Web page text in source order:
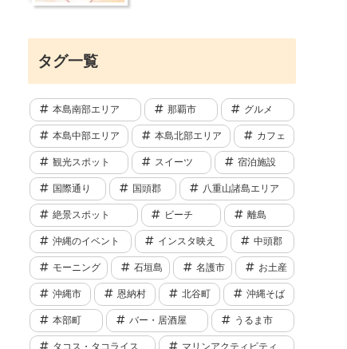
タグ一覧
本島南部エリア 那覇市 グルメ
本島中部エリア 本島北部エリア カフェ
観光スポット スイーツ 宿泊施設
国際通り 国頭郡 八重山諸島エリア
絶景スポット ビーチ 離島
沖縄のイベント インスタ映え 中頭郡
モーニング 石垣島 名護市 お土産
沖縄市 恩納村 北谷町 沖縄そば
本部町 バー・居酒屋 うるま市
タコス・タコライス マリンアクティビティ